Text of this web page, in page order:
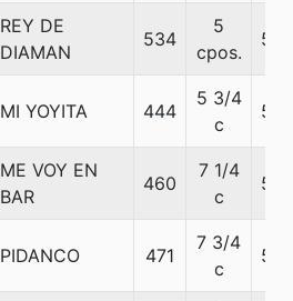
REY DE
DIAMAN
534
5
cpos.
56
MI YOYITA 444
5 3/4
c
56
ME VOY EN
BAR
460
7 1/4
c
56
PIDANCO 471
7 3/4
c
56